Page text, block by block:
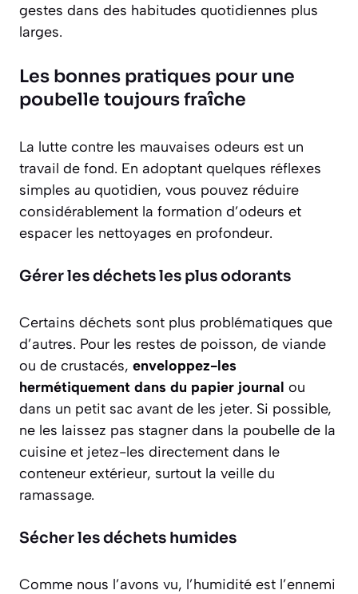
gestes dans des habitudes quotidiennes plus
larges.
Les bonnes pratiques pour une
poubelle toujours fraîche
La lutte contre les mauvaises odeurs est un
travail de fond. En adoptant quelques réflexes
simples au quotidien, vous pouvez réduire
considérablement la formation d’odeurs et
espacer les nettoyages en profondeur.
Gérer les déchets les plus odorants
Certains déchets sont plus problématiques que
d’autres. Pour les restes de poisson, de viande
ou de crustacés, enveloppez-les
hermétiquement dans du papier journal ou
dans un petit sac avant de les jeter. Si possible,
ne les laissez pas stagner dans la poubelle de la
cuisine et jetez-les directement dans le
conteneur extérieur, surtout la veille du
ramassage.
Sécher les déchets humides
Comme nous l’avons vu, l’humidité est l’ennemi